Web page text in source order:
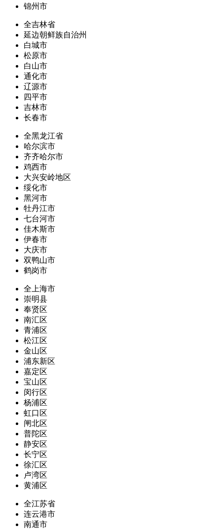
锦州市
全吉林省
延边朝鲜族自治州
白城市
松原市
白山市
通化市
辽源市
四平市
吉林市
长春市
全黑龙江省
哈尔滨市
齐齐哈尔市
鸡西市
大兴安岭地区
绥化市
黑河市
牡丹江市
七台河市
佳木斯市
伊春市
大庆市
双鸭山市
鹤岗市
全上海市
崇明县
奉贤区
南汇区
青浦区
松江区
金山区
浦东新区
嘉定区
宝山区
闵行区
杨浦区
虹口区
闸北区
普陀区
静安区
长宁区
徐汇区
卢湾区
黄浦区
全江苏省
连云港市
南通市